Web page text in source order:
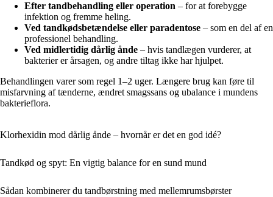
Efter tandbehandling eller operation – for at forebygge
infektion og fremme heling.
Ved tandkødsbetændelse eller paradentose – som en del af en
professionel behandling.
Ved midlertidig dårlig ånde – hvis tandlægen vurderer, at
bakterier er årsagen, og andre tiltag ikke har hjulpet.
Behandlingen varer som regel 1–2 uger. Længere brug kan føre til
misfarvning af tænderne, ændret smagssans og ubalance i mundens
bakterieflora.
Klorhexidin mod dårlig ånde – hvornår er det en god idé?
Tandkød og spyt: En vigtig balance for en sund mund
Sådan kombinerer du tandbørstning med mellemrumsbørster